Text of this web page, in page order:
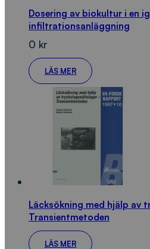
Dosering av biokultur i en
infiltrationsanläggning
0 kr
LÄS MER
Läcksökning med hjälp av
Transientmetoden
LÄS MER